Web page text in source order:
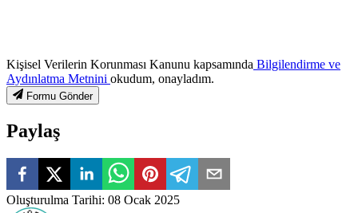
Kişisel Verilerin Korunması Kanunu kapsamında Bilgilendirme ve
Aydınlatma Metnini okudum, onayladım.
Formu Gönder
Paylaş
Oluşturulma Tarihi: 08 Ocak 2025